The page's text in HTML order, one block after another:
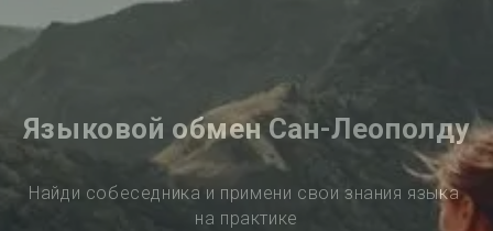
Языковой обмен Сан-Леополду
Найди собеседника и примени свои знания языка
на практике